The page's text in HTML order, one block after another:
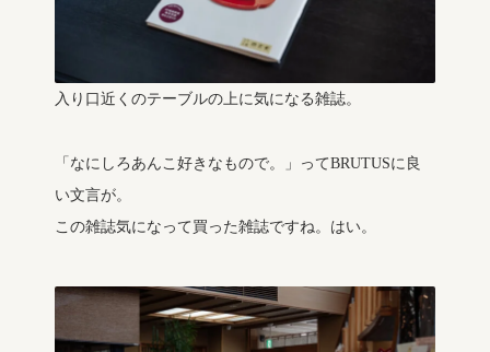
入り口近くのテーブルの上に気になる雑誌。
「なにしろあんこ好きなもので。」ってBRUTUSに良
い文言が。
この雑誌気になって買った雑誌ですね。はい。